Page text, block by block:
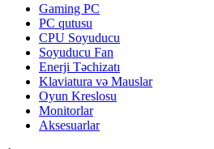
Gaming PC
PC qutusu
CPU Soyuducu
Soyuducu Fan
Enerji Təchizatı
Klaviatura və Mauslar
Oyun Kreslosu
Monitorlar
Aksesuarlar